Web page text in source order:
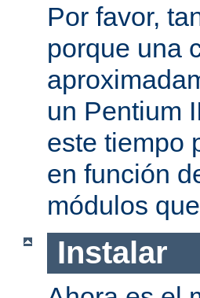
Por favor,
porque una
un Pentium
este tiempo
en función
módulos
Instalar